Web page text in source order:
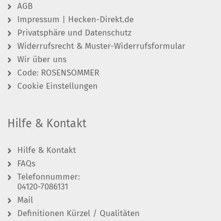
AGB
Impressum | Hecken-Direkt.de
Privatsphäre und Datenschutz
Widerrufsrecht & Muster-Widerrufsformular
Wir über uns
Code: ROSENSOMMER
Cookie Einstellungen
Hilfe & Kontakt
Hilfe & Kontakt
FAQs
Telefonnummer:
04120-7086131
Mail
Definitionen Kürzel / Qualitäten